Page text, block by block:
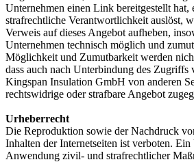
Unternehmen einen Link bereitgestellt hat,
strafrechtliche Verantwortlichkeit auslöst,
Verweis auf dieses Angebot aufheben,
Unternehmen technisch möglich und
Möglichkeit und Zumutbarkeit werden
dass auch nach Unterbindung des Zugriffs
Kingspan Insulation GmbH von anderen
rechtswidrige oder strafbare Angebot
Urheberrecht
Die Reproduktion sowie der Nachdruck
Inhalten der Internetseiten ist verboten.
Anwendung zivil- und strafrechtlicher